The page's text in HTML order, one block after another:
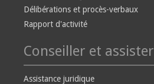
Délibérations et procès-verbaux
Rapport d'activité
Conseiller et assister
Assistance juridique